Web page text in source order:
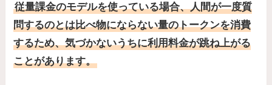
従量課金のモデルを使っている場合、人間が一度質
問するのとは比べ物にならない量のトークンを消費
するため、気づかないうちに利用料金が跳ね上がる
ことがあります。